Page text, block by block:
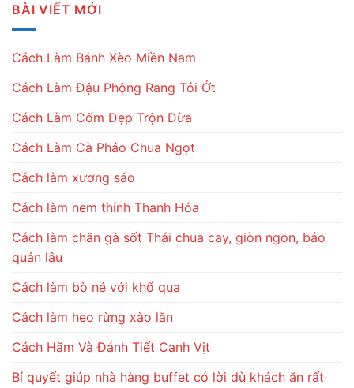
BÀI VIẾT MỚI
Cách Làm Bánh Xèo Miền Nam
Cách Làm Đậu Phộng Rang Tỏi Ớt
Cách Làm Cốm Dẹp Trộn Dừa
Cách Làm Cà Pháo Chua Ngọt
Cách làm xương sáo
Cách làm nem thính Thanh Hóa
Cách làm chân gà sốt Thái chua cay, giòn ngon, bảo
quản lâu
Cách làm bò né với khổ qua
Cách làm heo rừng xào lăn
Cách Hãm Và Đánh Tiết Canh Vịt
Bí quyết giúp nhà hàng buffet có lời dù khách ăn rất